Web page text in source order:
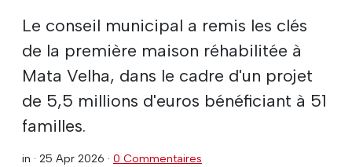
Le conseil municipal a remis les clés
de la première maison réhabilitée à
Mata Velha, dans le cadre d'un projet
de 5,5 millions d'euros bénéficiant à 51
familles.
in · 25 Apr 2026 · 0 Commentaires